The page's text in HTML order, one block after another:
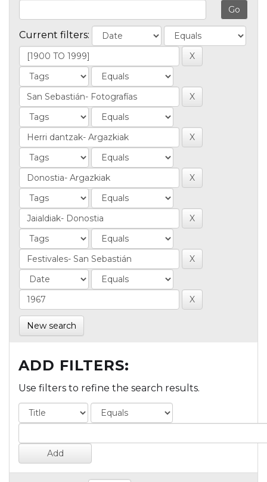
Current filters:
New search
ADD FILTERS:
Use filters to refine the search results.